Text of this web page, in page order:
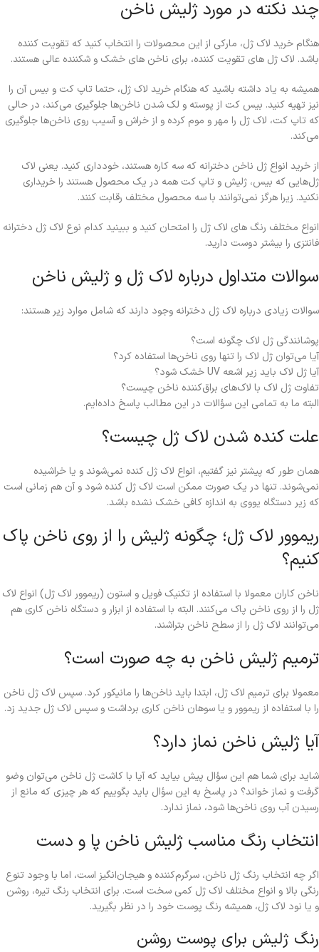
چند نکته در مورد ژلیش ناخن
هنگام خرید لاک ژل، مارکی از این محصولات را انتخاب کنید که تقویت‌ کننده
باشد. لاک ژل‌ های تقویت‌ کننده، برای ناخن‌ های خشک و شکننده عالی هستند.
همیشه به یاد داشته باشید که هنگام خرید لاک ژل، حتما تاپ کت و بیس آن را
نیز تهیه کنید. بیس کت از پوسته و لک شدن ناخن‌ها جلوگیری می‌کند، در حالی
که تاپ کت، لاک ژل را مهر و موم کرده و از خراش و آسیب روی ناخن‌ها جلوگیری
می‌کند.
از خرید انواع ژل ناخن دخترانه که سه کاره هستند، خودداری کنید. یعنی لاک
ژل‌هایی که بیس، ژلیش و تاپ کت همه در یک محصول هستند را خریداری
نکنید. زیرا هرگز نمی‌توانند با سه محصول مختلف رقابت کنند.
انواع مختلف رنگ های لاک ژل را امتحان کنید و ببینید کدام نوع لاک ژل دخترانه
فانتزی را بیشتر دوست دارید.
سوالات متداول درباره لاک ژل و ژلیش ناخن
سوالات زیادی درباره لاک ژل دخترانه وجود دارند که شامل موارد زیر هستند:
پوشانندگی ژل لاک چگونه است؟
آیا می‌توان ژل لاک را تنها روی ناخن‌ها استفاده کرد؟
آیا ژل لاک باید زیر اشعه UV خشک شود؟
تفاوت ژل لاک با لاک‌های براق‌کننده ناخن چیست؟
البته ما به تمامی این سؤالات در این مطالب پاسخ داده‌ایم.
علت کنده شدن لاک ژل چیست؟
همان طور که پیشتر نیز گفتیم، انواع لاک ژل کنده نمی‌شوند و یا خراشیده
نمی‌شوند. تنها در یک صورت ممکن است لاک ژل کنده شود و آن هم زمانی است
که زیر دستگاه یووی به اندازه کافی خشک نشده باشد.
ریموور لاک ژل؛ چگونه ژلیش را از روی ناخن پاک
کنیم؟
ناخن کاران معمولا با استفاده از تکنیک فویل و استون (ریموور لاک ژل) انواع لاک
ژل را از روی ناخن پاک می‌کنند. البته با استفاده از ابزار و دستگاه ناخن کاری هم
می‌توانند لاک ژل را از سطح ناخن بتراشند.
ترمیم ژلیش ناخن به چه صورت است؟
معمولا برای ترمیم لاک ژل، ابتدا باید ناخن‌ها را‌ مانیکور کرد. سپس لاک ژل ناخن
را با استفاده از ریموور و یا سوهان ناخن‌ کاری برداشت و سپس لاک ژل جدید زد.
آیا ژلیش ناخن نماز دارد؟
شاید برای شما هم این سؤال پیش بیاید که آیا با کاشت ژل ناخن می‌توان وضو
گرفت و نماز خواند؟ در پاسخ به این سؤال باید بگوییم که هر چیزی که مانع از
رسیدن آب روی ناخن‌ها شود، نماز ندارد.
انتخاب رنگ مناسب ژلیش ناخن پا و دست
اگر چه انتخاب رنگ ژل ناخن، سرگرم‌کننده و هیجان‌انگیز است، اما با وجود تنوع
رنگی بالا و انواع مختلف لاک ژل کمی سخت است. برای انتخاب رنگ تیره، روشن
و یا نود لاک ژل، همیشه رنگ پوست خود را در نظر بگیرید.
رنگ ژلیش برای پوست روشن